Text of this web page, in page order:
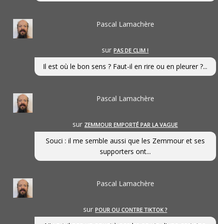
Pascal Lamachère
sur PAS DE CLIM !
Il est où le bon sens ? Faut-il en rire ou en pleurer ?...
Pascal Lamachère
sur ZEMMOUR EMPORTÉ PAR LA VAGUE
Souci : il me semble aussi que les Zemmour et ses
supporters ont...
Pascal Lamachère
sur POUR OU CONTRE TIKTOK ?